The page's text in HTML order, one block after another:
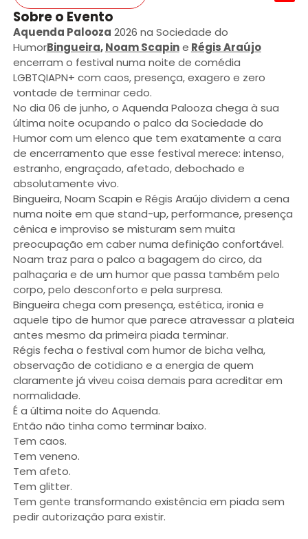
Sobre o Evento
Aquenda Palooza 2026 na Sociedade do
HumorBingueira,Noam Scapine Régis Araújo
encerram o festival numa noite de comédia
LGBTQIAPN+ com caos, presença, exagero e zero
vontade de terminar cedo.
No dia 06 de junho, o Aquenda Palooza chega à sua
última noite ocupando o palco da Sociedade do
Humor com um elenco que tem exatamente a cara
de encerramento que esse festival merece: intenso,
estranho, engraçado, afetado, debochado e
absolutamente vivo.
Bingueira, Noam Scapin e Régis Araújo dividem a cena
numa noite em que stand-up, performance, presença
cênica e improviso se misturam sem muita
preocupação em caber numa definição confortável.
Noam traz para o palco a bagagem do circo, da
palhaçaria e de um humor que passa também pelo
corpo, pelo desconforto e pela surpresa.
Bingueira chega com presença, estética, ironia e
aquele tipo de humor que parece atravessar a plateia
antes mesmo da primeira piada terminar.
Régis fecha o festival com humor de bicha velha,
observação de cotidiano e a energia de quem
claramente já viveu coisa demais para acreditar em
normalidade.
É a última noite do Aquenda.
Então não tinha como terminar baixo.
Tem caos.
Tem veneno.
Tem afeto.
Tem glitter.
Tem gente transformando existência em piada sem
pedir autorização para existir.